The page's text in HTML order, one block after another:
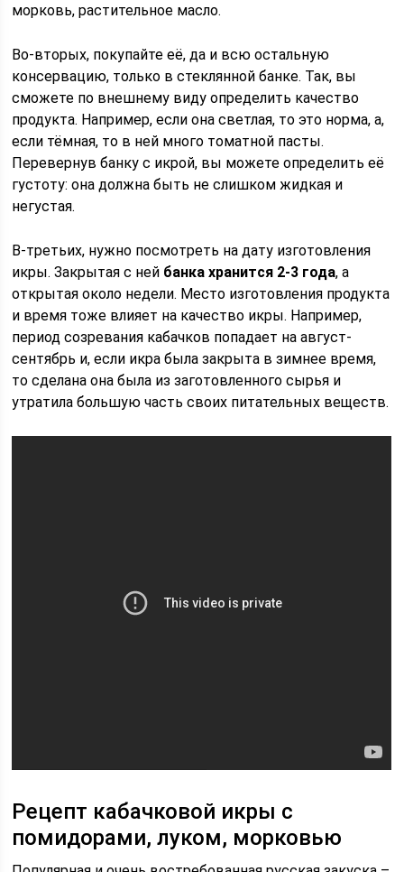
морковь, растительное масло.
Во-вторых, покупайте её, да и всю остальную
консервацию, только в стеклянной банке. Так, вы
сможете по внешнему виду определить качество
продукта. Например, если она светлая, то это норма, а,
если тёмная, то в ней много томатной пасты.
Перевернув банку с икрой, вы можете определить её
густоту: она должна быть не слишком жидкая и
негустая.
В-третьих, нужно посмотреть на дату изготовления
икры. Закрытая с ней банка хранится 2-3 года, а
открытая около недели. Место изготовления продукта
и время тоже влияет на качество икры. Например,
период созревания кабачков попадает на август-
сентябрь и, если икра была закрыта в зимнее время,
то сделана она была из заготовленного сырья и
утратила большую часть своих питательных веществ.
Рецепт кабачковой икры с
помидорами, луком, морковью